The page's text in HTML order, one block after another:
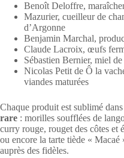
Benoît Deloffre,
Mazurier, cueilleur de
d’Argonne
Benjamin Marchal,
Claude Lacroix, œufs
Sébastien Bernier, miel
Nicolas Petit de Ô la
viandes maturées
Chaque produit est sublimé dans
rare : morilles soufflées de
curry rouge, rouget des côtes et
ou encore la tarte tiède « Macaé
auprès des fidèles.